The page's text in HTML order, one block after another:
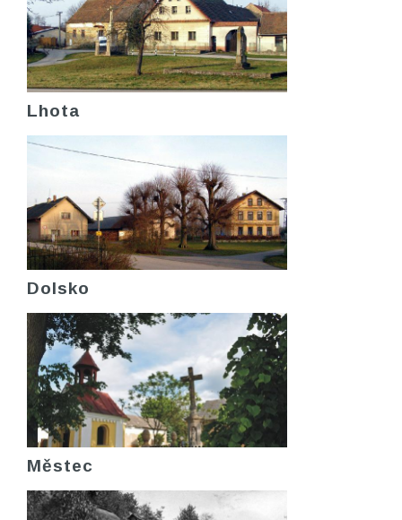
Lhota
Dolsko
Městec